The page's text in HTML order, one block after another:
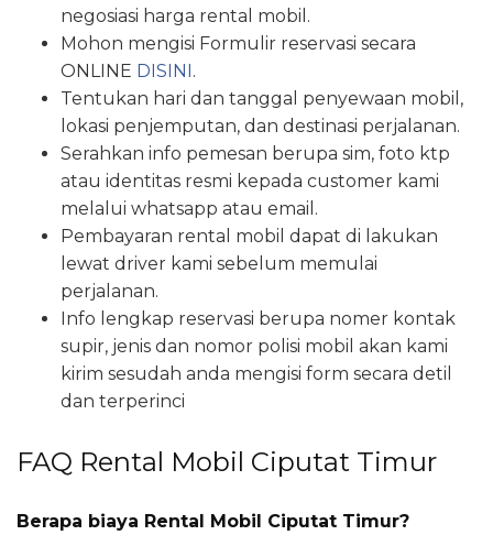
negosiasi harga rental mobil.
Mohon mengisi Formulir reservasi secara
ONLINE DISINI .
Tentukan hari dan tanggal penyewaan mobil,
lokasi penjemputan, dan destinasi perjalanan.
Serahkan info pemesan berupa sim, foto ktp
atau identitas resmi kepada customer kami
melalui whatsapp atau email.
Pembayaran rental mobil dapat di lakukan
lewat driver kami sebelum memulai
perjalanan.
Info lengkap reservasi berupa nomer kontak
supir, jenis dan nomor polisi mobil akan kami
kirim sesudah anda mengisi form secara detil
dan terperinci
FAQ Rental Mobil Ciputat Timur
Berapa biaya Rental Mobil Ciputat Timur?